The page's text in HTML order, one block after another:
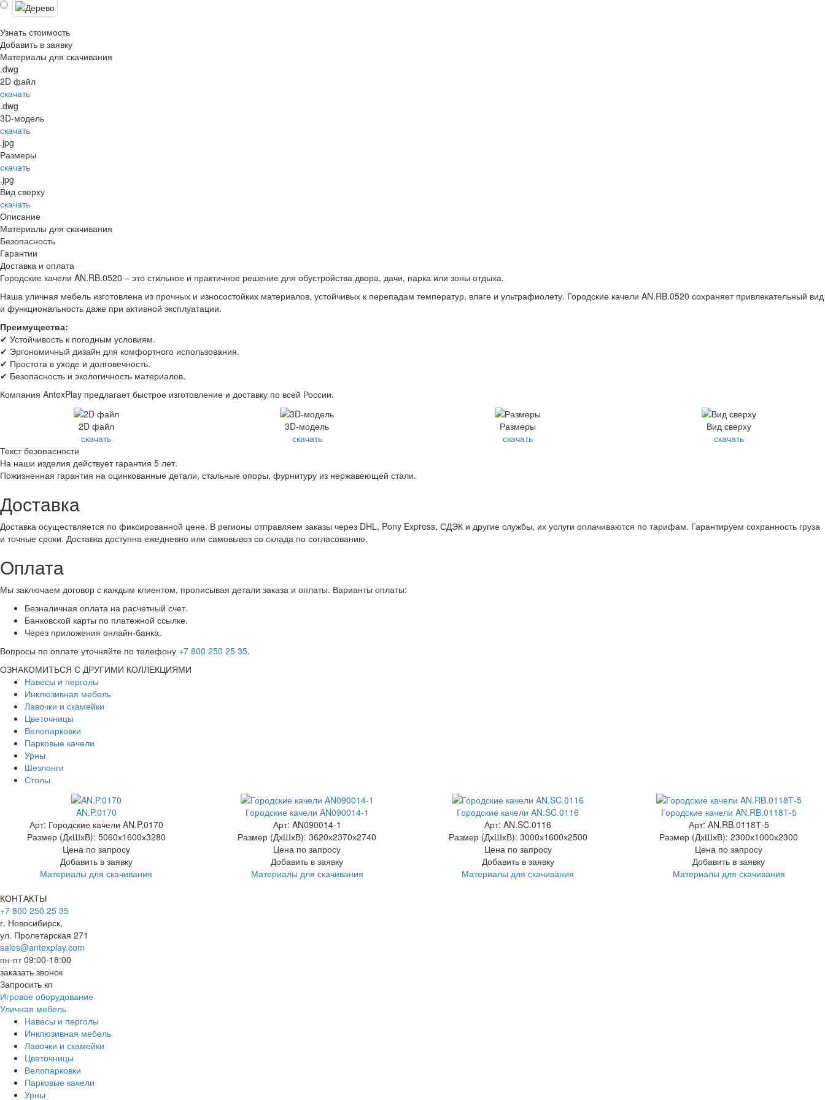
Узнать стоимость
Добавить в заявку
Материалы для скачивания
.dwg
2D файл
скачать
.dwg
3D-модель
скачать
.jpg
Размеры
скачать
.jpg
Вид сверху
скачать
Описание
Материалы для скачивания
Безопасность
Гарантии
Доставка и оплата
Городские качели AN.RB.0520 – это стильное и практичное решение для обустройства двора, дачи, парка или зоны отдыха.
Наша уличная мебель изготовлена из прочных и износостойких материалов, устойчивых к перепадам температур, влаге и ультрафиолету. Городские качели AN.RB.0520 сохраняет привлекательный вид
и функциональность даже при активной эксплуатации.
Преимущества:
✔ Устойчивость к погодным условиям.
✔ Эргономичный дизайн для комфортного использования.
✔ Простота в уходе и долговечность.
✔ Безопасность и экологичность материалов.
Компания AntexPlay предлагает быстрое изготовление и доставку по всей России.
2D файл
скачать
3D-модель
скачать
Размеры
скачать
Вид сверху
скачать
Текст безопасности
На наши изделия действует гарантия 5 лет.
Пожизненная гарантия на оцинкованные детали, стальные опоры, фурнитуру из нержавеющей стали.
Доставка
Доставка осуществляется по фиксированной цене. В регионы отправляем заказы через DHL, Pony Express, СДЭК и другие службы, их услуги оплачиваются по тарифам. Гарантируем сохранность груза
и точные сроки. Доставка доступна ежедневно или самовывоз со склада по согласованию.
Оплата
Мы заключаем договор с каждым клиентом, прописывая детали заказа и оплаты. Варианты оплаты:
Безналичная оплата на расчетный счет.
Банковской карты по платежной ссылке.
Через приложения онлайн-банка.
Вопросы по оплате уточняйте по телефону +7 800 250 25 35.
ОЗНАКОМИТЬСЯ С ДРУГИМИ КОЛЛЕКЦИЯМИ
Навесы и перголы
Инклюзивная мебель
Лавочки и скамейки
Цветочницы
Велопарковки
Парковые качели
Урны
Шезлонги
Столы
AN.P.0170
Арт: Городские качели AN.P.0170
Размер (ДхШхВ): 5060х1600х3280
Цена по запросу
Добавить в заявку
Материалы для скачивания
Городские качели AN090014-1
Арт: AN090014-1
Размер (ДхШхВ): 3620х2370х2740
Цена по запросу
Добавить в заявку
Материалы для скачивания
Городские качели AN.SC.0116
Арт: AN.SC.0116
Размер (ДхШхВ): 3000х1600х2500
Цена по запросу
Добавить в заявку
Материалы для скачивания
Городские качели AN.RB.0118Т-5
Арт: AN.RB.0118Т-5
Размер (ДхШхВ): 2300х1000х2300
Цена по запросу
Добавить в заявку
Материалы для скачивания
КОНТАКТЫ
+7 800 250 25 35
г. Новосибирск,
ул. Пролетарская 271
sales@antexplay.com
пн-пт 09:00-18:00
заказать звонок
Запросить кп
Игровое оборудование
Уличная мебель
Навесы и перголы
Инклюзивная мебель
Лавочки и скамейки
Цветочницы
Велопарковки
Парковые качели
Урны